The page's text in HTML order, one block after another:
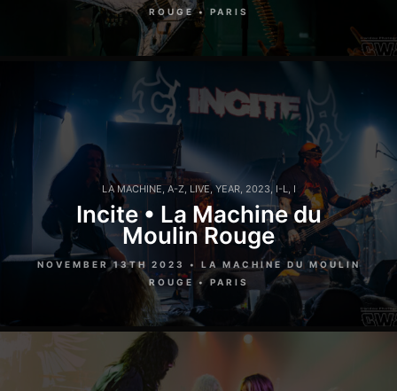
ROUGE • PARIS
LA MACHINE A-Z, LIVE ,YEAR, 2023, I-L I
Incite • La Machine du
Moulin Rouge
NOVEMBER 13TH 2023 • LA MACHINE DU MOULIN
ROUGE • PARIS